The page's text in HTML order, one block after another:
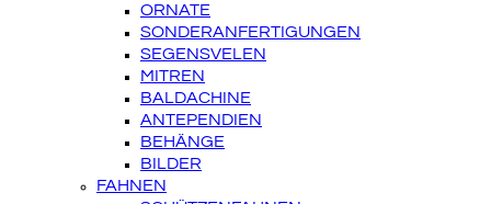
ORNATE
SONDERANFERTIGUNGEN
SEGENSVELEN
MITREN
BALDACHINE
ANTEPENDIEN
BEHÄNGE
BILDER
FAHNEN